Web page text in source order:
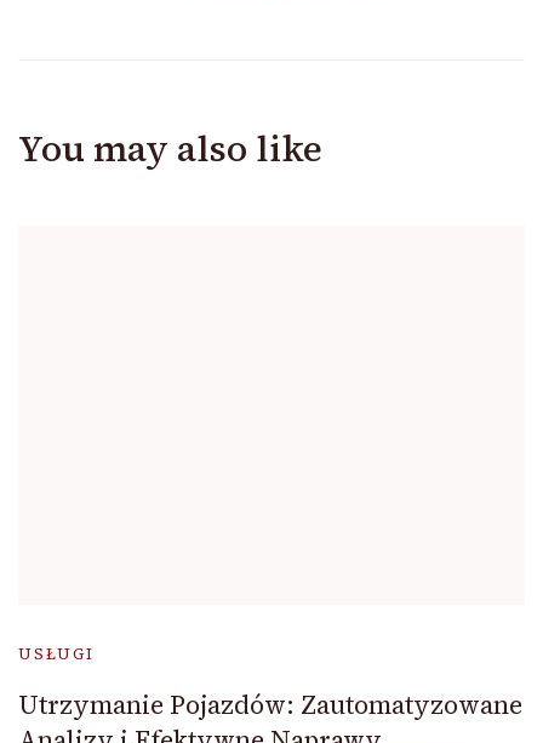
You may also like
USŁUGI
Utrzymanie Pojazdów: Zautomatyzowane